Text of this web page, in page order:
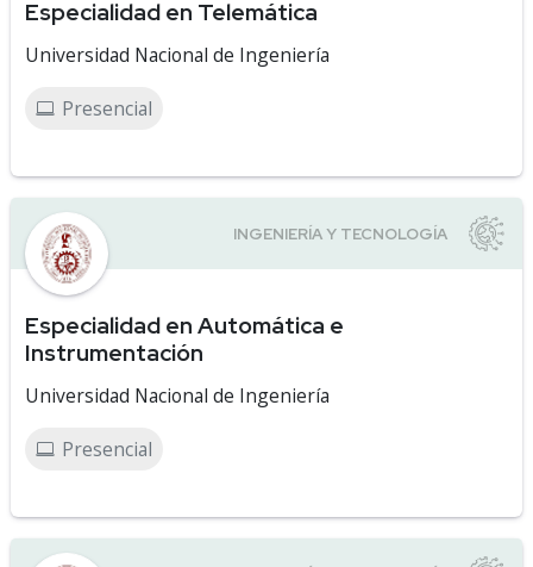
Especialidad en Telemática
Universidad Nacional de Ingeniería
Presencial
Especialidad en Automática e
Instrumentación
Universidad Nacional de Ingeniería
Presencial